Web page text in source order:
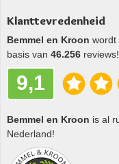
Klanttevredenheid
Bemmel en Kroon wordt
basis van 46.256 reviews!
9,1
Bemmel en Kroon is al
Nederland!